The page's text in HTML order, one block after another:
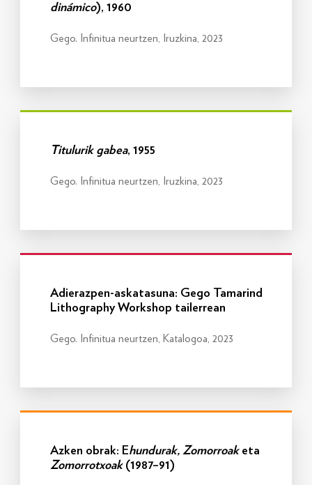
dinámico), 1960
Gego. Infinitua neurtzen, Iruzkina, 2023
Titulurik gabea, 1955
Gego. Infinitua neurtzen, Iruzkina, 2023
Adierazpen-askatasuna: Gego Tamarind
Lithography Workshop tailerrean
Gego. Infinitua neurtzen, Katalogoa, 2023
Azken obrak: Ehundurak, Zomorroaketa
Zomorrotxoak(1987–91)